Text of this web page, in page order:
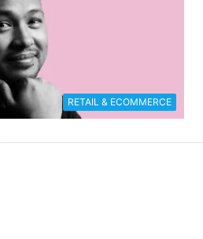
RETAIL & ECOMMERCE